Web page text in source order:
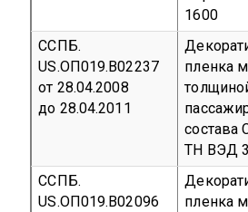
1600
ССПБ.
US.ОП019.В02237
от 28.04.2008
до 28.04.2011
пленка
состава
ТН ВЭД
ССПБ.
US.ОП019.В02096
пленка